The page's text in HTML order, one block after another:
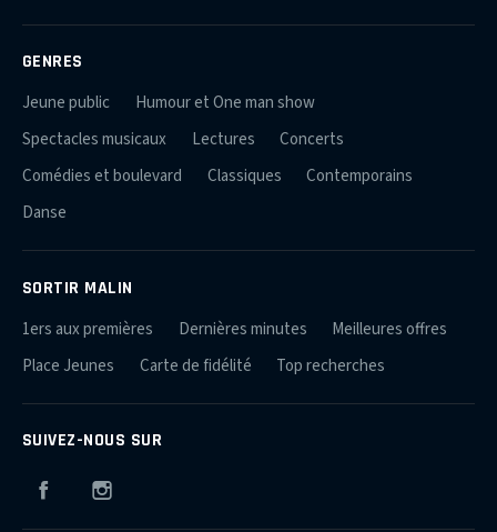
GENRES
Jeune public
Humour et One man show
Spectacles musicaux
Lectures
Concerts
Comédies et boulevard
Classiques
Contemporains
Danse
SORTIR MALIN
1ers aux premières Dernières minutes
Meilleures offres
Place Jeunes
Carte de fidélité Top recherches
SUIVEZ-NOUS SUR
Facebook